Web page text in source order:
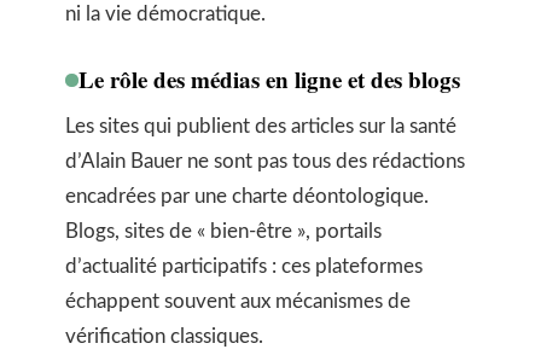
ni la vie démocratique.
Le rôle des médias en ligne et des blogs
Les sites qui publient des articles sur la santé
d’Alain Bauer ne sont pas tous des rédactions
encadrées par une charte déontologique.
Blogs, sites de « bien-être », portails
d’actualité participatifs : ces plateformes
échappent souvent aux mécanismes de
vérification classiques.